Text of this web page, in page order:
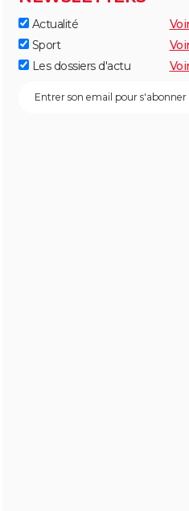
Actualité
Sport
Les dossiers d'actu